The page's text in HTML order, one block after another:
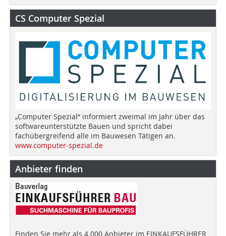
CS Computer Spezial
„Computer Spezial“ informiert zweimal im Jahr über das
softwareunterstützte Bauen und spricht dabei
fachübergreifend alle im Bauwesen Tätigen an.
www.computer-spezial.de
Anbieter finden
Finden Sie mehr als 4.000 Anbieter im EINKAUFSFÜHRER